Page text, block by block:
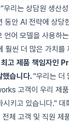
“우리는 상담원 생산
동안 AI 전략에 상당
언어 모델을 사용하
훨씬 더 많은 가치를
고 제품 책임자인
습니다."우리는 더
고객이 우리 제
시키고 있습니다." 대
체 고객 및 직원 제